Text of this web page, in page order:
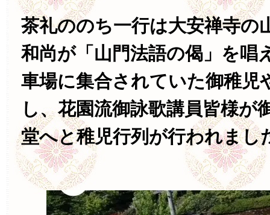
茶礼ののち一行は大安禅寺の
和尚が「山門法語の偈」を唱
車場に集合されていた御稚児
し、花園流御詠歌講員皆様が
堂へと稚児行列が行われまし